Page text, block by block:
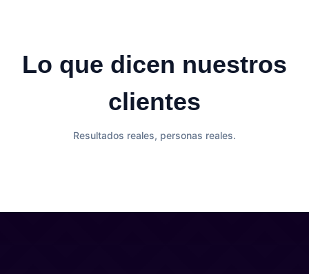
Lo que dicen nuestros
clientes
Resultados reales, personas reales.